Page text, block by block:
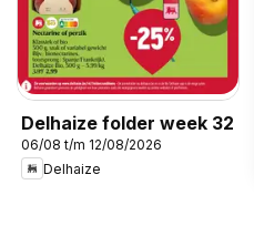
Delhaize folder week 32
06/08 t/m 12/08/2026
Delhaize